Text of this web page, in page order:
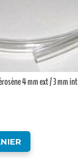
4 mm ext / 3 mm int